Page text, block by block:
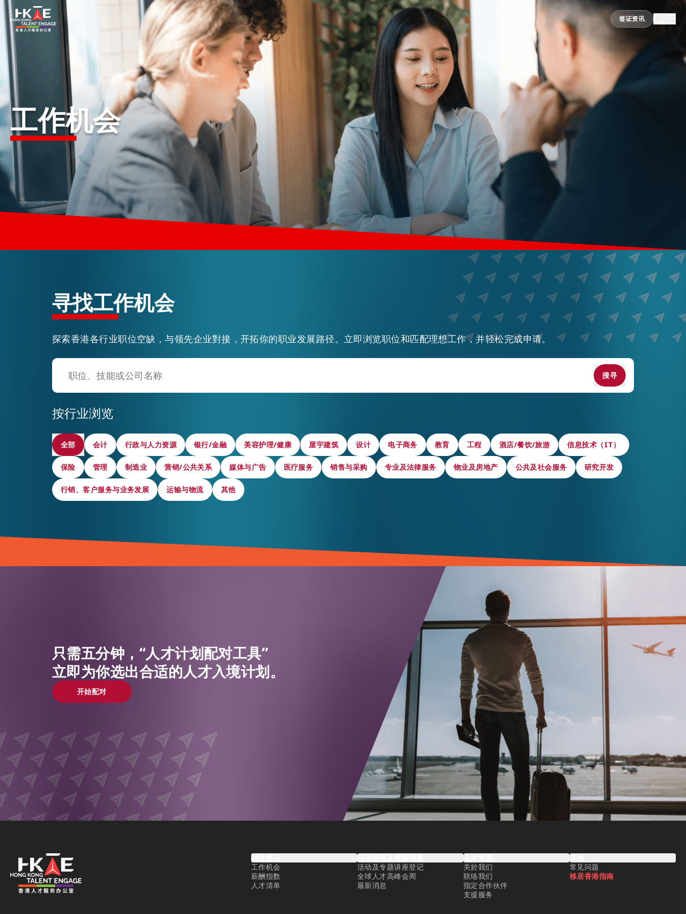
签证资讯
签证资讯
香港优势
居港须知
人才支援
就业资讯
工作机会
寻找工作机会
探索香港各行业职位空缺，与领先企业對接，开拓你的职业发展路径。立即浏览职位和匹配理想工作，并轻松完成申请。
搜寻
搜寻
按行业浏览
全部
全部 会计
会计 行政与人力资源
行政与人力资源 银行/金融
银行/金融 美容护理/健康
美容护理/健康 屋宇建筑
屋宇建筑 设计
设计 电子商务
电子商务 教育
教育 工程
工程 酒店/餐饮/旅游
酒店/餐饮/旅游 信息技术（IT）
信息技术（IT）
保险
保险 管理
管理 制造业
制造业 营销/公共关系
营销/公共关系 媒体与广告
媒体与广告 医疗服务
医疗服务 销售与采购
销售与采购 专业及法律服务
专业及法律服务 物业及房地产
物业及房地产 公共及社会服务
公共及社会服务 研究开发
研究开发
行销、客户服务与业务发展
行销、客户服务与业务发展 运输与物流
运输与物流 其他
其他
只需五分钟，“人才计划配对工具”
立即为你选出合适的人才入境计划。
开始配对
开始配对
就业资讯
工作机会
薪酬指数
人才清单
活动情报及最新消息
活动及专题讲座登记
全球人才高峰会周
最新消息
人才支援
关於我们
联络我们
指定合作伙伴
支援服务
其他
常见问题
移居香港指南